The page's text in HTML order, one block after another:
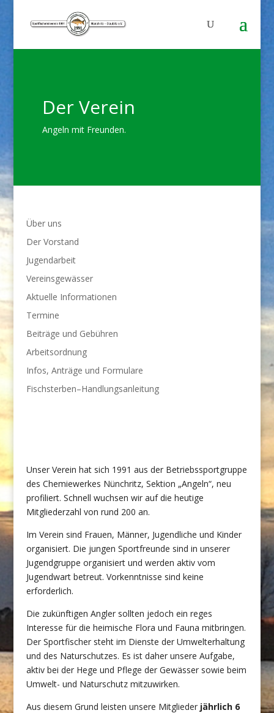
Der Verein
Angeln mit Freunden.
Über uns
Der Vorstand
Jugendarbeit
Vereinsgewässer
Aktuelle Informationen
Termine
Beiträge und Gebühren
Arbeitsordnung
Infos, Anträge und Formulare
Fischsterben–Handlungsanleitung
Unser Verein hat sich 1991 aus der Betriebssportgruppe
des Chemiewerkes Nünchritz, Sektion „Angeln“, neu
profiliert. Schnell wuchsen wir auf die heutige
Mitgliederzahl von rund 200 an.
Im Verein sind Frauen, Männer, Jugendliche und Kinder
organisiert. Die jungen Sportfreunde sind in unserer
Jugendgruppe organisiert und werden aktiv vom
Jugendwart betreut. Vorkenntnisse sind keine
erforderlich.
Die zukünftigen Angler sollten jedoch ein reges
Interesse für die heimische Flora und Fauna mitbringen.
Der Sportfischer steht im Dienste der Umwelterhaltung
und des Naturschutzes. Es ist daher unsere Aufgabe,
aktiv bei der Hege und Pflege der Gewässer sowie beim
Umwelt- und Naturschutz mitzuwirken.
Aus diesem Grund leisten unsere Mitgliederjährlich 6